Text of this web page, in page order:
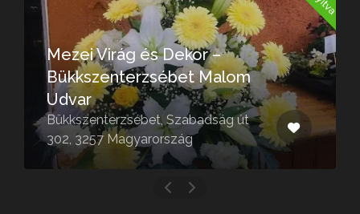
Mezei Virág és Dekor –
Bükkszenterzsébet Malom
Udvar
Bükkszenterzsébet, Szabadság út
302, 3257 Magyarország